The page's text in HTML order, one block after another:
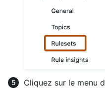
Cliquez sur le menu